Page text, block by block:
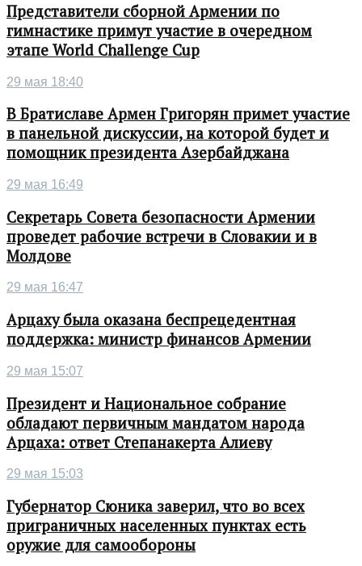
Представители сборной Армении по
гимнастике примут участие в очередном
этапе World Challenge Cup
29 мая 18:40
В Братиславе Армен Григорян примет участие
в панельной дискуссии, на которой будет и
помощник президента Азербайджана
29 мая 16:49
Секретарь Совета безопасности Армении
проведет рабочие встречи в Словакии и в
Молдове
29 мая 16:47
Арцаху была оказана беспрецедентная
поддержка: министр финансов Армении
29 мая 15:07
Президент и Национальное собрание
обладают первичным мандатом народа
Арцаха: ответ Степанакерта Алиеву
29 мая 15:03
Губернатор Сюника заверил, что во всех
приграничных населенных пунктах есть
оружие для самообороны